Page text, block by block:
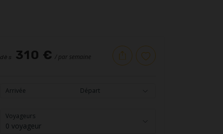
dès 310 € / par semaine
Arrivée Départ
Voyageurs
0 voyageur